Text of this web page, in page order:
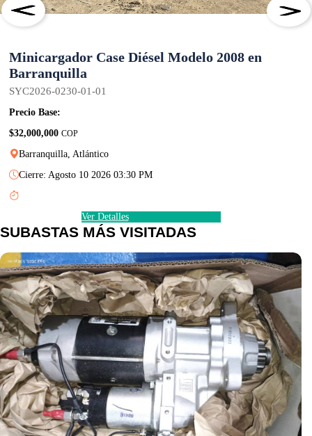
Minicargador Case Diésel Modelo 2008 en
Barranquilla
SYC2026-0230-01-01
Precio Base:
$32,000,000 COP
Barranquilla, Atlántico
Cierre: Agosto 10 2026 03:30 PM
Ver Detalles
SUBASTAS MÁS VISITADAS